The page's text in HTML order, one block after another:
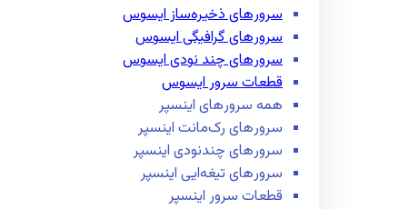
سرور‌های ذخیره‌ساز ایسوس
سرور‌های گرافیگی ایسوس
سرور‌های چند نودی ایسوس
قطعات سرور ایسوس
همه سرور‌های اینسپر
سرور‌های رک‌مانت اینسپر
سرور‌های چند‌نودی اینسپر
سرور‌های تیغه‌ایی اینسپر
قطعات سرور اینسپر